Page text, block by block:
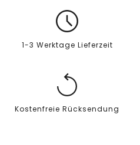
1-3 Werktage Lieferzeit
Kostenfreie Rücksendung